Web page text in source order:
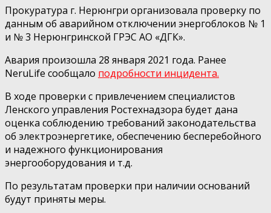
Прокуратура г. Нерюнгри организовала проверку по
данным об аварийном отключении энергоблоков № 1
и № 3 Нерюнгринской ГРЭС АО «ДГК».
Авария произошла 28 января 2021 года. Ранее
NeruLife сообщало подробности инцидента.
В ходе проверки с привлечением специалистов
Ленского управления Ростехнадзора будет дана
оценка соблюдению требований законодательства
об электроэнергетике, обеспечению бесперебойного
и надежного функционирования
энергооборудования и т.д.
По результатам проверки при наличии оснований
будут приняты меры.